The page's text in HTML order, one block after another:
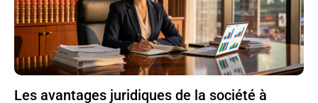
Les avantages juridiques de la société à